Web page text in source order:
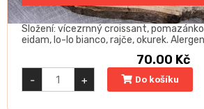
Složení: vícezrnný croissant,
eidam, lo-lo bianco, rajče, okurek.
70.00 Kč
-
Vícezrnný
croissant
se
+ Do košíku